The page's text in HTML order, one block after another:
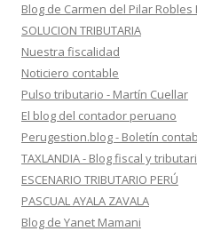
Blog de Carmen del Pilar Robles
SOLUCION TRIBUTARIA
Nuestra fiscalidad
Noticiero contable
Pulso tributario - Martín Cuellar
El blog del contador peruano
Perugestion.blog - Boletín
TAXLANDIA - Blog fiscal y
ESCENARIO TRIBUTARIO PERÚ
PASCUAL AYALA ZAVALA
Blog de Yanet Mamani